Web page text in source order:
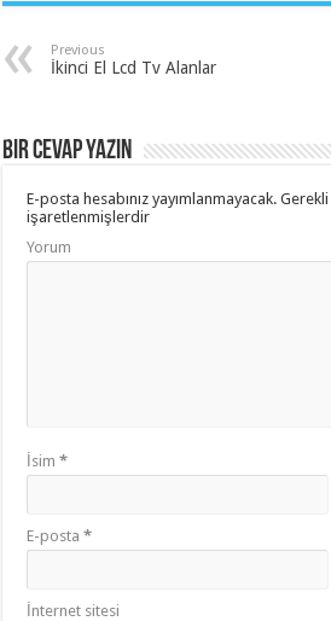
Previous
İkinci El Lcd Tv Alanlar
Bir cevap yazın
E-posta hesabınız yayımlanmayacak.
işaretlenmişlerdir
Yorum
İsim*
E-posta*
İnternet sitesi